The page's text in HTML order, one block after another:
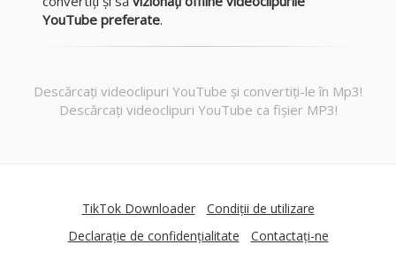
YouTube preferate.
Descărcați videoclipuri YouTube și convertiți-le în Mp3!
Descărcați videoclipuri YouTube ca fișier MP3!
TikTok Downloader
Condiţii de utilizare
Declarație de confidențialitate
Contactați-ne